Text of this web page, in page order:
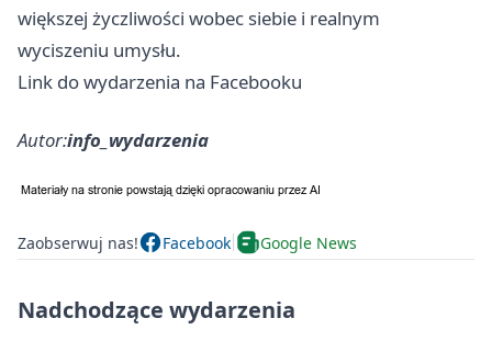
większej życzliwości wobec siebie i realnym
wyciszeniu umysłu.
Link do wydarzenia na Facebooku
Autor:info_wydarzenia
Zaobserwuj nas! Facebook Google News
Nadchodzące wydarzenia